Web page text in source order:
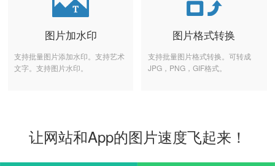
图片加水印
支持批量图片添加水印。支持艺术
文字。支持图片水印。
图片格式转换
支持批量图片格式转换。可转成
JPG，PNG，GIF格式。
让网站和App的图片速度飞起来！